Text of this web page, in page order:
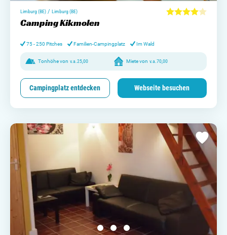
Limburg (BE) / Limburg (BE)
Camping Kikmolen
75 - 250 Pitches Familien-Campingplatz Im Wald
Tonhöhe von v.a.25,00 Miete von v.a.70,00
Campingplatz entdecken Webseite besuchen